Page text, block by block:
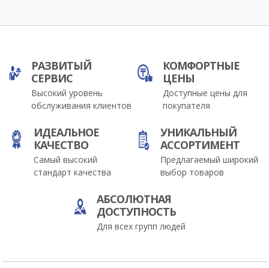
РАЗВИТЫЙ
СЕРВИС
Высокий уровень
обслуживания клиентов
КОМФОРТНЫЕ
ЦЕНЫ
Доступные цены для
покупателя
ИДЕАЛЬНОЕ
КАЧЕСТВО
Самый высокий
стандарт качества
УНИКАЛЬНЫЙ
АССОРТИМЕНТ
Предлагаемый широкий
выбор товаров
АБСОЛЮТНАЯ
ДОСТУПНОСТЬ
Для всех групп людей